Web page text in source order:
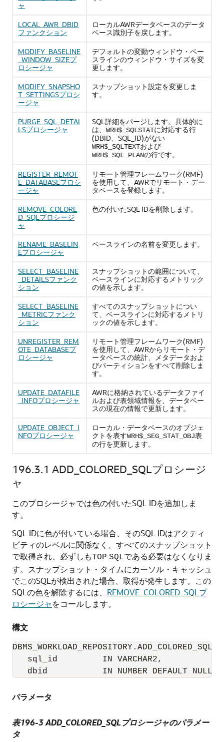
ャ
LOCAL_AWR_DBID
ファンクション
ローカルAWRデータベースのデータ
ベース識別子を戻します。
MODIFY_BASELINE
_WINDOW_SIZEプ
ロシージャ
デフォルトの変動ウィンドウ・ベー
スラインのウィンドウ・サイズを変
更します。
MODIFY_SNAPSHO
T_SETTINGSプロシ
ージャ
スナップショット設定を変更しま
す。
PURGE_SQL_DETAI
LSプロシージャ
SQL詳細をパージします。具体的に
は、 WRH$_SQLSTATに対応する行
(DBID、SQL_ID)がない
WRH$_SQLTEXTおよび
WRH$_SQL_PLANの行です。
REGISTER_REMOT
E_DATABASEプロシ
ージャ
リモート管理フレームワーク(RMF)
を使用して、AWRでリモート・デー
タベースを登録します。
REMOVE_COLORE
D_SQLプロシージ
ャ
色の付いたSQL IDを削除します。
RENAME_BASELIN
Eプロシージャ
ベースラインの名前を変更します。
SELECT_BASELINE
_DETAILSファンク
ション
スナップショットの範囲について、
ベースラインに対応するメトリック
の値を示します。
SELECT_BASELINE
_METRICファンク
ション
すべてのスナップショットについ
て、ベースラインに対応するメトリ
ックの値を示します。
UNREGISTER_REM
OTE_DATABASEプ
ロシージャ
リモート管理フレームワーク(RMF)
を使用して、AWRからリモート・デ
ータベースの統計、メタデータおよ
びパーティションをすべて削除しま
す。
UPDATE_DATAFILE
_INFOプロシージャ
AWRに格納されているデータファイ
ルおよび表領域情報を、データベー
スの現在の情報で更新します。
UPDATE_OBJECT_I
NFOプロシージャ
ローカル・データベースのオブジェ
クトを表すWRH$_SEG_STAT_OBJ表
の行を更新します。
196.3.1 ADD_COLORED_SQLプロシージ
ャ
このプロシージャでは色の付いたSQL IDを追加しま
す。
SQL IDに色が付いている場合、そのSQL IDはアクティ
ビティのレベルに関係なく、すべてのスナップショット
で取得され、必ずしもTOP SQLである必要はなくなりま
す。スナップショット・タイムにカーソル・キャッシュ
でこのSQLが検出された場合、取得が発生します。この
SQLの色を解除するには、 REMOVE_COLORED_SQLプ
ロシージャをコールします。
構文
DBMS_WORKLOAD_REPOSITORY.ADD_COLORED_SQL(
   sql_id         IN VARCHAR2,
   dbid           IN NUMBER DEFAULT NULL);
パラメータ
表196-3ADD_COLORED_SQLプロシージャのパラメー
タ